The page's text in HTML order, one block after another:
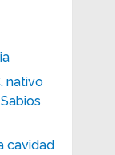
nativo
cavidad